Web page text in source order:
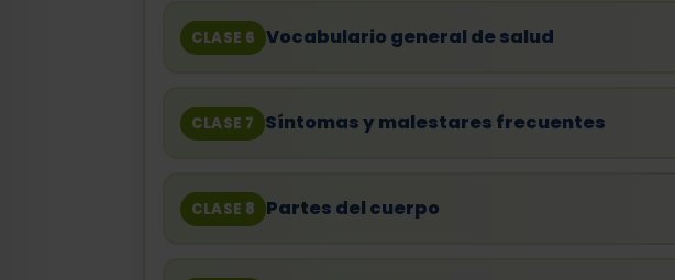
CLASE 6 Vocabulario general de salud
CLASE 7 Síntomas y malestares frecuentes
CLASE 8 Partes del cuerpo